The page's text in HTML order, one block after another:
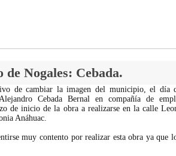
Nogales: Cebada.
de cambiar la imagen del municipio, el día
Cebada Bernal en compañía de
de inicio de la obra a realizarse en la calle
Anáhuac.
muy contento por realizar esta obra ya que